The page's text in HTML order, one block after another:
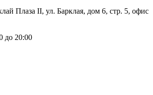
Плаза II, ул. Барклая, дом 6, стр. 5, офис
до 20:00